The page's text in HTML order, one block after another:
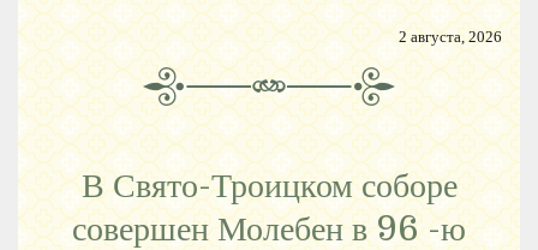
2 августа, 2026
В Свято-Троицком соборе
совершен Молебен в 96 -ю